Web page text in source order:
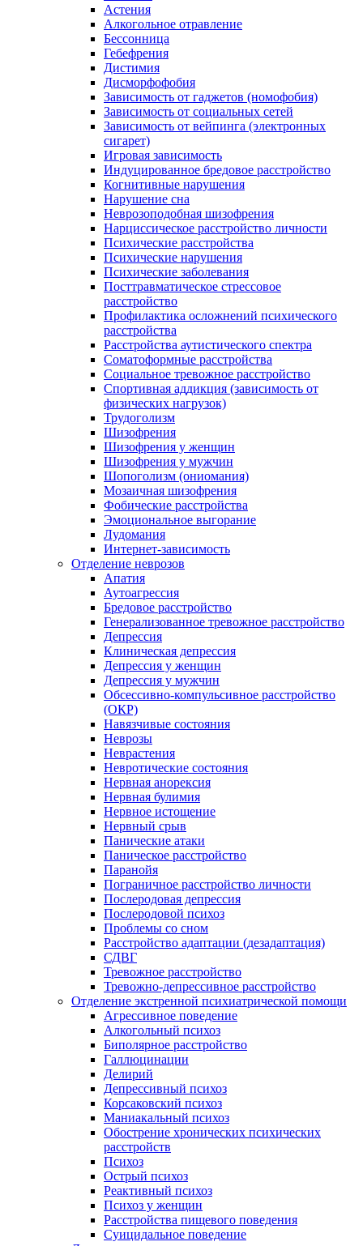
Астения
Алкогольное отравление
Бессонница
Гебефрения
Дистимия
Дисморфофобия
Зависимость от гаджетов (номофобия)
Зависимость от социальных сетей
Зависимость от вейпинга (электронных
сигарет)
Игровая зависимость
Индуцированное бредовое расстройство
Когнитивные нарушения
Нарушение сна
Неврозоподобная шизофрения
Нарциссическое расстройство личности
Психические расстройства
Психические нарушения
Психические заболевания
Посттравматическое стрессовое
расстройство
Профилактика осложнений психического
расстройства
Расстройства аутистического спектра
Соматоформные расстройства
Социальное тревожное расстройство
Спортивная аддикция (зависимость от
физических нагрузок)
Трудоголизм
Шизофрения
Шизофрения у женщин
Шизофрения у мужчин
Шопоголизм (ониомания)
Мозаичная шизофрения
Фобические расстройства
Эмоциональное выгорание
Лудомания
Интернет-зависимость
Отделение неврозов
Апатия
Аутоагрессия
Бредовое расстройство
Генерализованное тревожное расстройство
Депрессия
Клиническая депрессия
Депрессия у женщин
Депрессия у мужчин
Обсессивно-компульсивное расстройство
(ОКР)
Навязчивые состояния
Неврозы
Неврастения
Невротические состояния
Нервная анорексия
Нервная булимия
Нервное истощение
Нервный срыв
Панические атаки
Паническое расстройство
Паранойя
Пограничное расстройство личности
Послеродовая депрессия
Послеродовой психоз
Проблемы со сном
Расстройство адаптации (дезадаптация)
СДВГ
Тревожное расстройство
Тревожно-депрессивное расстройство
Отделение экстренной психиатрической помощи
Агрессивное поведение
Алкогольный психоз
Биполярное расстройство
Галлюцинации
Делирий
Депрессивный психоз
Корсаковский психоз
Маниакальный психоз
Обострение хронических психических
расстройств
Психоз
Острый психоз
Реактивный психоз
Психоз у женщин
Расстройства пищевого поведения
Суицидальное поведение